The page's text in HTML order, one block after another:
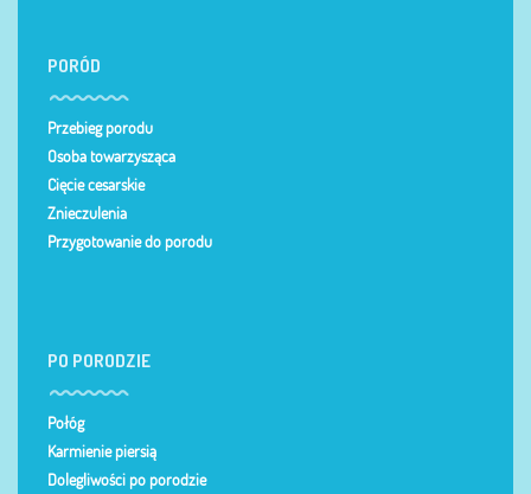
PORÓD
Przebieg porodu
Osoba towarzysząca
Cięcie cesarskie
Znieczulenia
Przygotowanie do porodu
PO PORODZIE
Połóg
Karmienie piersią
Dolegliwości po porodzie